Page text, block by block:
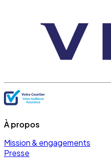
À propos
Mission & engagements
Presse